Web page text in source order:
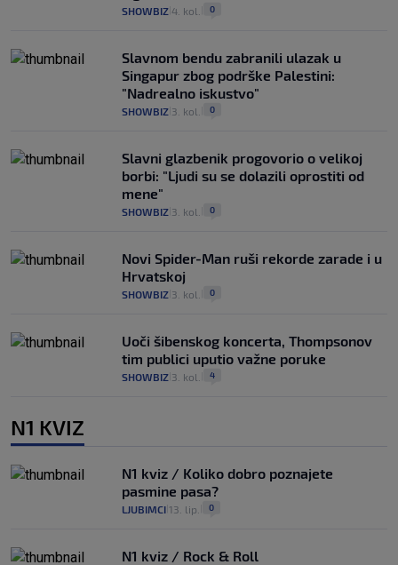
SHOWBIZ 4. kol. 0
Slavnom bendu zabranili ulazak u
Singapur zbog podrške Palestini:
"Nadrealno iskustvo"
SHOWBIZ 3. kol. 0
Slavni glazbenik progovorio o velikoj
borbi: "Ljudi su se dolazili oprostiti od
mene"
SHOWBIZ 3. kol. 0
Novi Spider-Man ruši rekorde zarade i u
Hrvatskoj
SHOWBIZ 3. kol. 0
Uoči šibenskog koncerta, Thompsonov
tim publici uputio važne poruke
SHOWBIZ 3. kol. 4
N1 KVIZ
N1 kviz / Koliko dobro poznajete
pasmine pasa?
LJUBIMCI 13. lip. 0
N1 kviz / Rock & Roll